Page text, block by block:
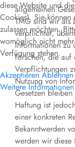
allgemeinen
TMG sind wir als
verpflichtet,
Informationen zu
forschen, die auf
Verpflichtungen
Nutzung von
Gesetzen
Haftung ist
einer konkreten
Bekanntwerden
werden wir diese
diese Website und
Cookies). Sie
zulassen möchten.
womöglich nicht
Verfügung stehen.
Akzeptieren Ablehnen
Weitere Informationen